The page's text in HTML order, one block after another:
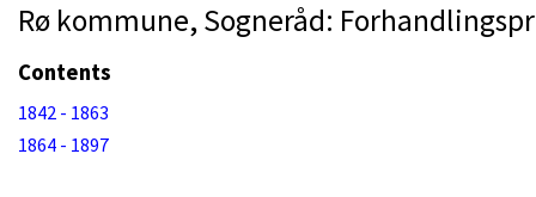
Rø kommune, Sogneråd:
Contents
1842 - 1863
1864 - 1897